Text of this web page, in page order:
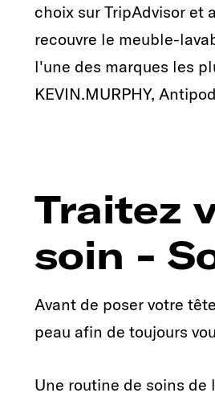
choix sur TripAdvisor et
recouvre le meuble-
l'une des marques les
KEVIN.MURPHY,
Traitez
soin -
Avant de poser votre
peau afin de toujours
Une routine de soins